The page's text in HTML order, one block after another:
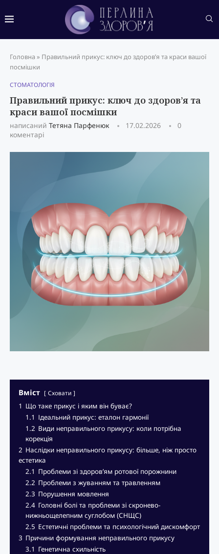
Головна » Правильний прикус: ключ до здоров’я та краси вашої
посмішки
СТОМАТОЛОГІЯ
Правильний прикус: ключ до здоров’я та
краси вашої посмішки
написаний Тетяна Парфенюк 17.02.2026
0
коментарі
Вміст Сховати
1 Що таке прикус і яким він буває?
1.1 Ідеальний прикус: еталон гармонії
1.2 Види неправильного прикусу: коли потрібна
корекція
2 Наслідки неправильного прикусу: більше, ніж просто
естетика
2.1 Проблеми зі здоров’ям ротової порожнини
2.2 Проблеми з жуванням та травленням
2.3 Порушення мовлення
2.4 Головні болі та проблеми зі скронево-
нижньощелепним суглобом (СНЩС)
2.5 Естетичні проблеми та психологічний дискомфорт
3 Причини формування неправильного прикусу
3.1 Генетична схильність